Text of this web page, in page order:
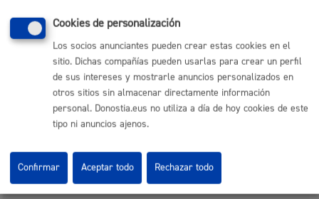
Resolución concesión licencia definitiva taxi
Notificación a persona interesada
Responsable de la tramitación
Departamento:Dirección de Movilidad
Normativa
Cookies de personalización
Los socios anunciantes pueden crear estas cookies en el
sitio. Dichas compañías pueden usarlas para crear un perfil
de sus intereses y mostrarle anuncios personalizados en
otros sitios sin almacenar directamente información
personal. Donostia.eus no utiliza a día de hoy cookies de este
tipo ni anuncios ajenos.
Rechazar todo
Confirmar Aceptar todo